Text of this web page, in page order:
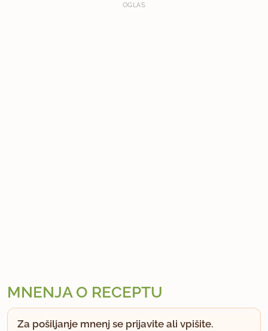
OGLAS
MNENJA O RECEPTU
Za pošiljanje mnenj se prijavite ali vpišite.